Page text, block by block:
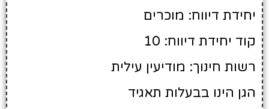
יחידת דיווח: מוכרים
קוד יחידת דיווח: 10
רשות חינוך: מודיעין עילית
הגן הינו בבעלות תאגיד